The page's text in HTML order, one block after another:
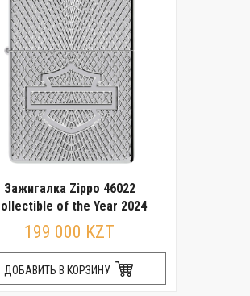
Зажигалка Zippo 46022
of the Year 2024
199 000 KZT
ДОБАВИТЬ В КОРЗИНУ